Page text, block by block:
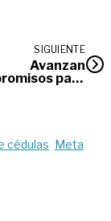
SIGUIENTE
Avanzan
para
cédulas Meta